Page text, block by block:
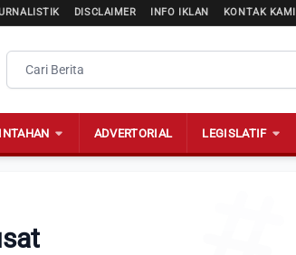
DISCLAIMER INFO IKLAN KONTAK KAMI
ADVERTORIAL LEGISLATIF